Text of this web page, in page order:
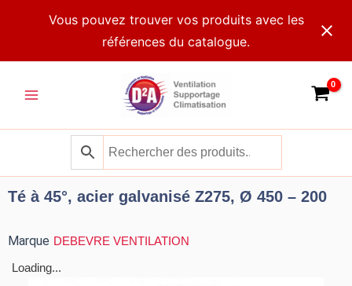
Vous pouvez trouver vos produits avec les
références du catalogue.
Menu
Té à 45°, acier galvanisé Z275, Ø 450 – 200
Marque DEBEVRE VENTILATION
Loading...